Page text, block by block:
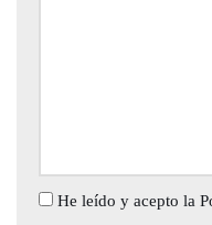
He leído y acepto la